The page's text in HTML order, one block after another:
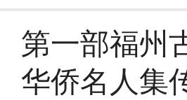
第一部福州
华侨名人集